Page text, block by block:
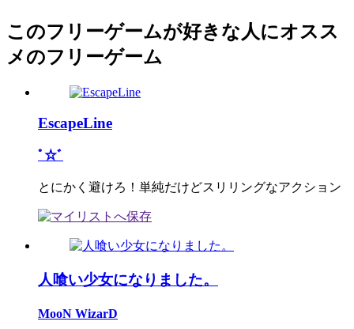
このフリーゲームが好きな人にオスス
メのフリーゲーム
EscapeLine
ﾟ☆ﾞ
とにかく避けろ！単純だけどスリリングなアクション
人喰い少女になりました。
MooN WizarD